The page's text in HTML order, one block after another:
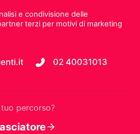
e condivisione delle
terzi per motivi di marketing
02 40031013
percorso?